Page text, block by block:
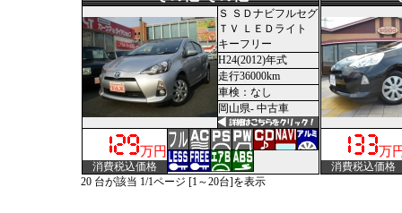
Ｓ ＳＤナビフルセグ
ＴＶ ＬＥＤライト
キーフリー
H24(2012)年式
走行36000km
車検：なし
岡山県- 中古車
万円
消費税込価格
万
消費税込価格
20 台が該当 1/1ページ [1～20台]を表示